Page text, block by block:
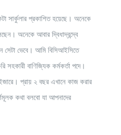
সার্কুলার প্রকাশিত হয়েছে। অনেকে
অনেকে আবার দ্বিধাদ্বন্দ্বে
ভেবে। আমি বিসিআইসিতে
সহকারী বাণিজ্যিক কর্মকর্তা পদে।
প্রায় ২ বছর এখানে কাজ করার
কথা বলবো যা আপনাদের